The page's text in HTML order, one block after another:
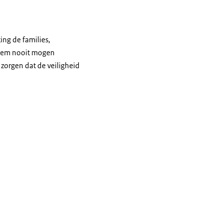
de families,
nooit mogen
dat de veiligheid